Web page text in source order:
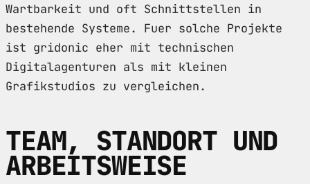
Wartbarkeit und oft Schnittstellen in
bestehende Systeme. Fuer solche Projekte
ist gridonic eher mit technischen
Digitalagenturen als mit kleinen
Grafikstudios zu vergleichen.
TEAM, STANDORT UND
ARBEITSWEISE